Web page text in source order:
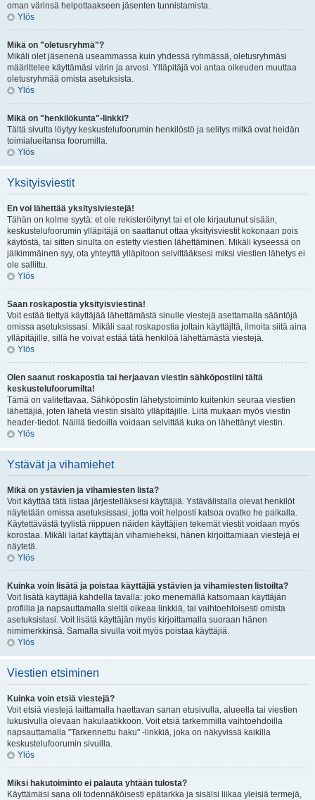
oman värinsä helpottaakseen jäsenten tunnistamista.
Ylös
Mikä on "oletusryhmä"?
Mikäli olet jäsenenä useammassa kuin yhdessä ryhmässä, oletusryhmäsi
määrittelee käyttämäsi värin ja arvosi. Ylläpitäjä voi antaa oikeuden muuttaa
oletusryhmää omista asetuksista.
Ylös
Mikä on "henkilökunta"-linkki?
Tältä sivulta löytyy keskustelufoorumin henkilöstö ja selitys mitkä ovat heidän
toimialueitansa foorumilla.
Ylös
Yksityisviestit
En voi lähettää yksitysiviestejä!
Tähän on kolme syytä: et ole rekisteröitynyt tai et ole kirjautunut sisään,
keskustelufoorumin ylläpitäjä on saattanut ottaa yksityisviestit kokonaan pois
käytöstä, tai sitten sinulta on estetty viestien lähettäminen. Mikäli kyseessä on
jälkimmäinen syy, ota yhteyttä ylläpitoon selvittääksesi miksi viestien lähetys ei
ole sallittu.
Ylös
Saan roskapostia yksityisviestinä!
Voit estää tiettyä käyttäjää lähettämästä sinulle viestejä asettamalla sääntöjä
omissa asetuksissasi. Mikäli saat roskapostia joltain käyttäjltä, ilmoita siitä aina
ylläpitäjille, sillä he voivat estää tätä henkilöä lähettämästä viestejä.
Ylös
Olen saanut roskapostia tai herjaavan viestin sähköpostiini tältä
keskustelufoorumilta!
Tämä on valitettavaa. Sähköpostin lähetystoiminto kuitenkin seuraa viestien
lähettäjiä, joten lähetä viestin sisältö ylläpitäjille. Liitä mukaan myös viestin
header-tiedot. Näillä tiedoilla voidaan selvittää kuka on lähettänyt viestin.
Ylös
Ystävät ja vihamiehet
Mikä on ystävien ja vihamiesten lista?
Voit käyttää tätä listaa järjestelläksesi käyttäjiä. Ystävälistalla olevat henkilöt
näytetään omissa asetuksissasi, jotta voit helposti katsoa ovatko he paikalla.
Käytettävästä tyylistä riippuen näiden käyttäjien tekemät viestit voidaan myös
korostaa. Mikäli laitat käyttäjän vihamieheksi, hänen kirjoittamiaan viestejä ei
näytetä.
Ylös
Kuinka voin lisätä ja poistaa käyttäjiä ystävien ja vihamiesten listoilta?
Voit lisätä käyttäjiä kahdella tavalla: joko menemällä katsomaan käyttäjän
profiilia ja napsauttamalla sieltä oikeaa linkkiä, tai vaihtoehtoisesti omista
asetuksistasi. Voit lisätä käyttäjän myös kirjoittamalla suoraan hänen
nimimerkkinsä. Samalla sivulla voit myös poistaa käyttäjiä.
Ylös
Viestien etsiminen
Kuinka voin etsiä viestejä?
Voit etsiä viestejä laittamalla haettavan sanan etusivulla, alueella tai viestien
lukusivulla olevaan hakulaatikkoon. Voit etsiä tarkemmilla vaihtoehdoilla
napsauttamalla "Tarkennettu haku" -linkkiä, joka on näkyvissä kaikilla
keskustelufoorumin sivuilla.
Ylös
Miksi hakutoiminto ei palauta yhtään tulosta?
Käyttämäsi sana oli todennäköisesti epätarkka ja sisälsi liikaa yleisiä termejä,